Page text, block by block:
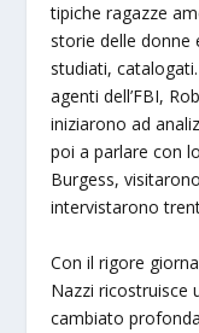
tipiche ragazze
storie delle donne
studiati,
agenti dell’FBI,
iniziarono ad
poi a parlare con
Burgess,
intervistarono
Con il rigore
Nazzi ricostruisce
cambiato